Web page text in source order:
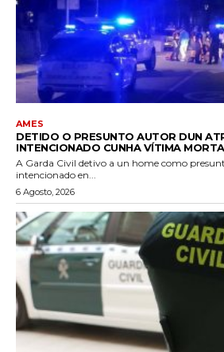
AMES
DETIDO O PRESUNTO AUTOR DUN
INTENCIONADO CUNHA VÍTIMA
A Garda Civil detivo a un home como
intencionado en...
6 Agosto, 2026